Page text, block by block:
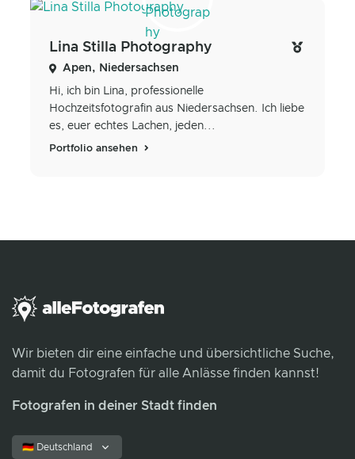
Lina Stilla Photography
Apen, Niedersachsen
Hi, ich bin Lina, professionelle
Hochzeitsfotografin aus Niedersachsen. Ich liebe
es, euer echtes Lachen, jeden...
Portfolio ansehen
Wir bieten dir eine einfache und übersichtliche Suche,
damit du Fotografen für alle Anlässe finden kannst!
Fotografen in deiner Stadt finden
🇩🇪 Deutschland